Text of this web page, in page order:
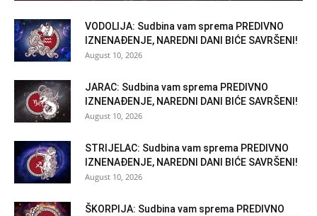
VODOLIJA: Sudbina vam sprema PREDIVNO
IZNENAĐENJE, NAREDNI DANI BIĆE SAVRŠENI!
August 10, 2026
JARAC: Sudbina vam sprema PREDIVNO
IZNENAĐENJE, NAREDNI DANI BIĆE SAVRŠENI!
August 10, 2026
STRIJELAC: Sudbina vam sprema PREDIVNO
IZNENAĐENJE, NAREDNI DANI BIĆE SAVRŠENI!
August 10, 2026
ŠKORPIJA: Sudbina vam sprema PREDIVNO